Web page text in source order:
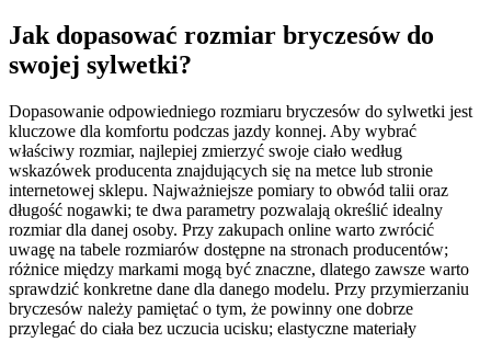
Jak dopasować rozmiar bryczesów do
swojej sylwetki?
Dopasowanie odpowiedniego rozmiaru bryczesów do sylwetki jest
kluczowe dla komfortu podczas jazdy konnej. Aby wybrać
właściwy rozmiar, najlepiej zmierzyć swoje ciało według
wskazówek producenta znajdujących się na metce lub stronie
internetowej sklepu. Najważniejsze pomiary to obwód talii oraz
długość nogawki; te dwa parametry pozwalają określić idealny
rozmiar dla danej osoby. Przy zakupach online warto zwrócić
uwagę na tabele rozmiarów dostępne na stronach producentów;
różnice między markami mogą być znaczne, dlatego zawsze warto
sprawdzić konkretne dane dla danego modelu. Przy przymierzaniu
bryczesów należy pamiętać o tym, że powinny one dobrze
przylegać do ciała bez uczucia ucisku; elastyczne materiały